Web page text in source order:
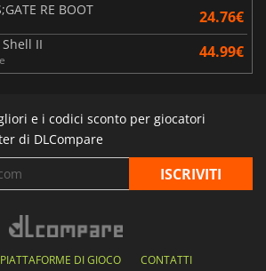
RE BOOT 24.76€
II 44.99€
e i codici sconto per giocatori
di DLCompare
PIATTAFORME DI GIOCO CONTATTI